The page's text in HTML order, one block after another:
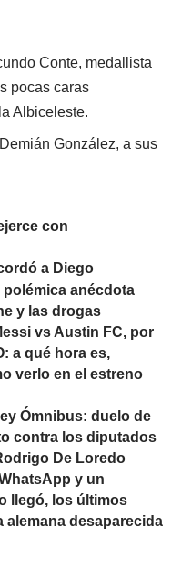
Conte, medallista
pocas caras
Albiceleste.
González, a sus
con
a Diego
polémica anécdota
y las drogas
vs Austin FC, por
a qué hora es,
verlo en el estreno
Ómnibus: duelo de
contra los diputados
De Loredo
y un
llegó, los últimos
alemana desaparecida